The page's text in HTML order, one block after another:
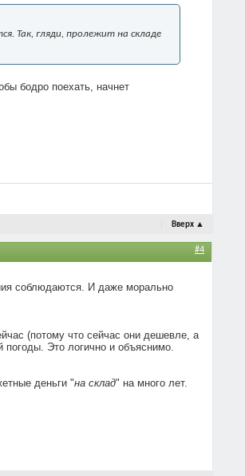
Так, гляди, пролежит на складе
бодро поехать, начнет
Вверх ▲
#4
соблюдаются. И даже морально
(потому что сейчас они дешевле, а
Это логично и объяснимо.
деньги "на склад" на много лет.